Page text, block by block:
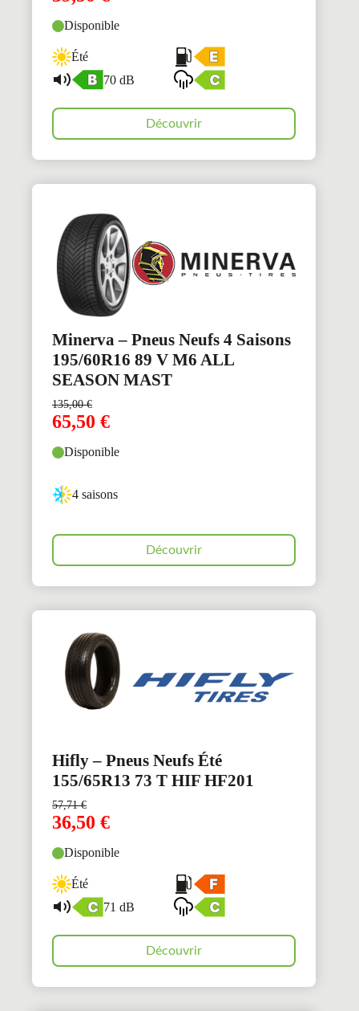
Disponible
Été
70 dB
Découvrir
Minerva – Pneus Neufs 4 Saisons
195/60R16 89 V M6 ALL
SEASON MAST
135,00€
65,50 €
Disponible
4 saisons
Découvrir
Hifly – Pneus Neufs Été
155/65R13 73 T HIF HF201
57,71€
36,50 €
Disponible
Été
71 dB
Découvrir